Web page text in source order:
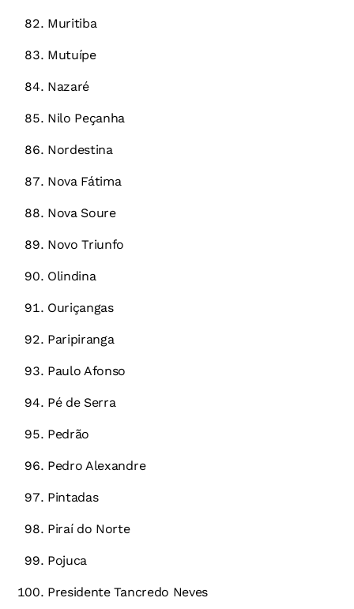
Muritiba
Mutuípe
Nazaré
Nilo Peçanha
Nordestina
Nova Fátima
Nova Soure
Novo Triunfo
Olindina
Ouriçangas
Paripiranga
Paulo Afonso
Pé de Serra
Pedrão
Pedro Alexandre
Pintadas
Piraí do Norte
Pojuca
Presidente Tancredo Neves